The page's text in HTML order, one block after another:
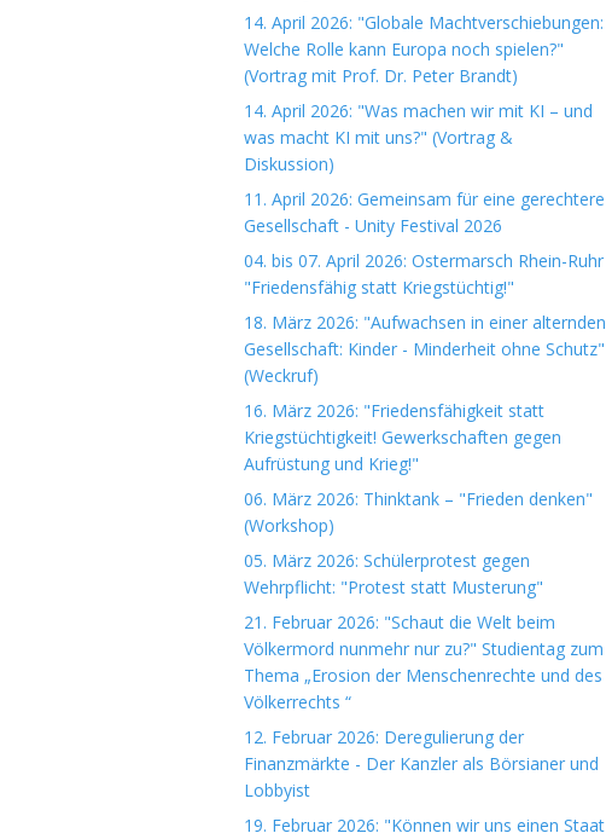
14. April 2026: "Globale Machtverschiebungen:
Welche Rolle kann Europa noch spielen?"
(Vortrag mit Prof. Dr. Peter Brandt)
14. April 2026: "Was machen wir mit KI – und
was macht KI mit uns?" (Vortrag &
Diskussion)
11. April 2026: Gemeinsam für eine gerechtere
Gesellschaft - Unity Festival 2026
04. bis 07. April 2026: Ostermarsch Rhein-Ruhr
"Friedensfähig statt Kriegstüchtig!"
18. März 2026: "Aufwachsen in einer alternden
Gesellschaft: Kinder - Minderheit ohne Schutz"
(Weckruf)
16. März 2026: "Friedensfähigkeit statt
Kriegstüchtigkeit! Gewerkschaften gegen
Aufrüstung und Krieg!"
06. März 2026: Thinktank – "Frieden denken"
(Workshop)
05. März 2026: Schülerprotest gegen
Wehrpflicht: "Protest statt Musterung"
21. Februar 2026: "Schaut die Welt beim
Völkermord nunmehr nur zu?" Studientag zum
Thema „Erosion der Menschenrechte und des
Völkerrechts “
12. Februar 2026: Deregulierung der
Finanzmärkte - Der Kanzler als Börsianer und
Lobbyist
19. Februar 2026: "Können wir uns einen Staat